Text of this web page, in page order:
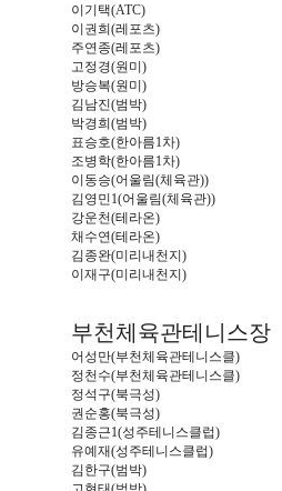
이기택(ATC)
이권희 (레포츠)
주연종(레포츠)
고정경(원미 )
방승복(원미 )
김남진(범박)
박경희 (범박)
표승호(한아름1차)
조병학(한아름1차)
이동승(어울림(체육관))
김영민1(어울림(체육관))
강운천(테라온)
채수연(테라온)
김종완(미리내천지 )
이재구(미리내천지 )
부천체육관테니스장
어성만(부천체육관테니스클)
정천수(부천체육관테니스클)
정석구(북극성)
권순홍(북극성)
김종근1(성주테니스클럽)
유예재(성주테니스클럽)
김한구(범박)